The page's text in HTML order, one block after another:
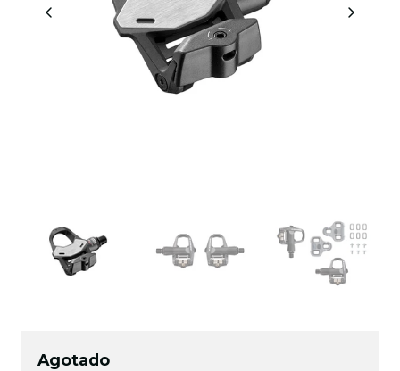
Agotado